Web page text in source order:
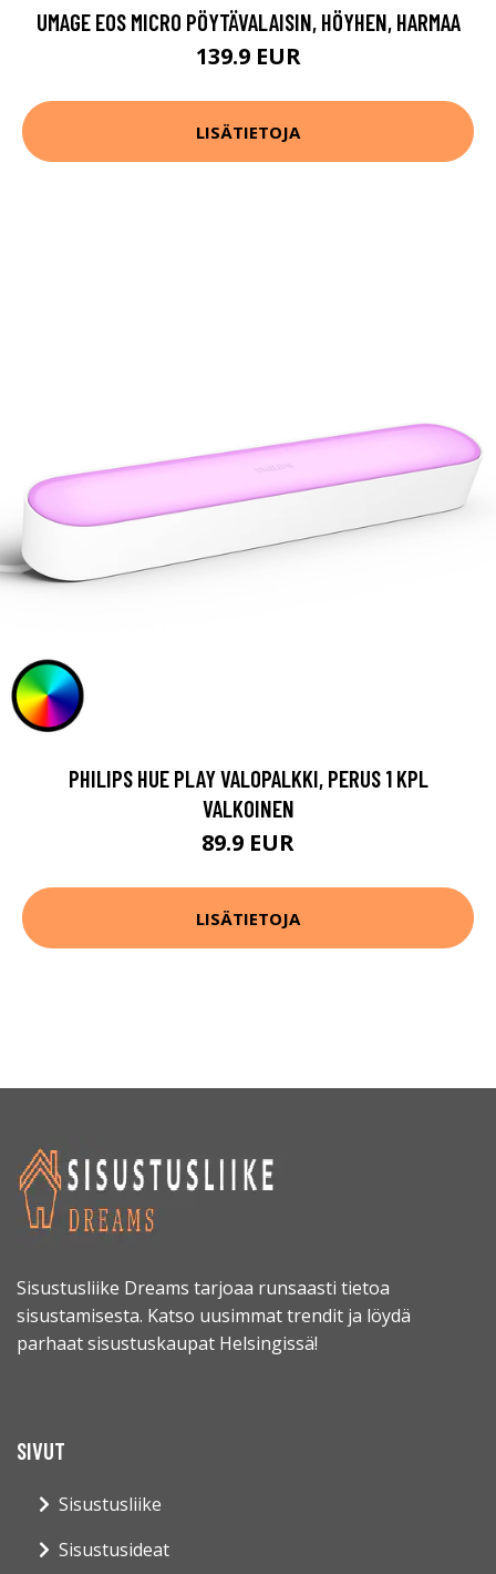
UMAGE EOS MICRO PÖYTÄVALAISIN, HÖYHEN, HARMAA
139.9 EUR
LISÄTIETOJA
PHILIPS HUE PLAY VALOPALKKI, PERUS 1 KPL
VALKOINEN
89.9 EUR
LISÄTIETOJA
Sisustusliike Dreams tarjoaa runsaasti tietoa
sisustamisesta. Katso uusimmat trendit ja löydä
parhaat sisustuskaupat Helsingissä!
SIVUT
Sisustusliike
Sisustusideat